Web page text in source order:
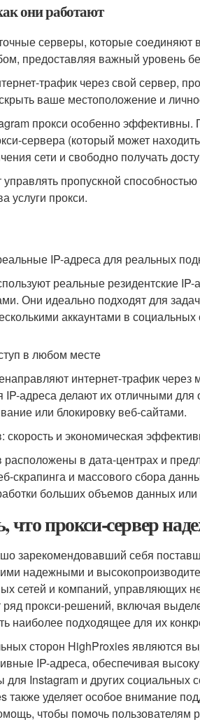
они работают
серверы, которые соединяют
предоставляя важный уровень
трафик через свой сервер,
ваше местоположение и
прокси особенно эффективны.
сервера (который может
сети и свободно получать
пропускной
услуги прокси.
IP-адреса для реальных
реальные резидентские
Они идеально подходят для
аккаунтами в
в любом месте
интернет-трафик через
адреса делают их отличными для
или блокировку веб-сайтами.
скорость и экономическая
расположены в дата-центрах и
скрапинга и массового сбора
больших объемов данных
что прокси-сервер
зарекомендовавший себя
надежными и
сетей и компаний, управляющих
ряд прокси-решений, включая
наиболее подходящее для их
сторон HighProxies являются
IP-адреса, обеспечивая
для Instagram и других социальных
также уделяет особое внимание
чтобы помочь